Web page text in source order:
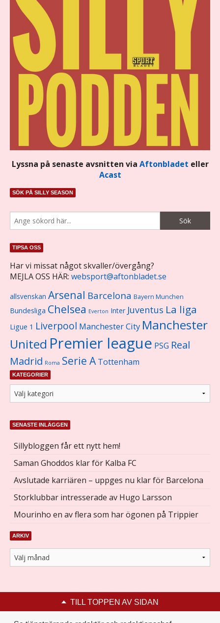
Lyssna på senaste avsnitten via Aftonbladet eller
Acast
SÖK PÅ SILLY SEASON
TIPSA OSS
Har vi missat något skvaller/övergång?
MEJLA OSS HÄR: websport@aftonbladet.se
allsvenskan Arsenal Barcelona Bayern Munchen
Bundesliga Chelsea Everton Inter Juventus La liga
Ligue 1 Liverpool Manchester City Manchester
United Premier league PSG Real
Madrid Roma Serie A Tottenham
KATEGORIER
SENASTE INLÄGGEN
Sillybloggen får ett nytt hem!
Saman Ghoddos klar för Kalba FC
Avslutade karriären – uppges nu klar för Barcelona
Storklubbar intresserade av Hugo Larsson
Mourinho en av flera som har ögonen på Trippier
ARKIV
TILL TOPPEN AV SIDAN